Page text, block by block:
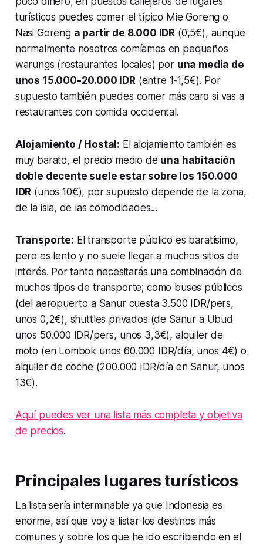
turísticos puedes comer el típico Mie Goreng o
Nasi Goreng a partir de 8.000 IDR (0,5€), aunque
normalmente nosotros comíamos en pequeños
warungs (restaurantes locales) por una media de
unos 15.000-20.000 IDR(entre 1-1,5€). Por
supuesto también puedes comer más caro si vas a
restaurantes con comida occidental.
Alojamiento / Hostal: El alojamiento también es
muy barato, el precio medio de una habitación
doble decente suele estar sobre los 150.000
IDR (unos 10€), por supuesto depende de la zona,
de la isla, de las comodidades...
Transporte: El transporte público es baratísimo,
pero es lento y no suele llegar a muchos sitios de
interés. Por tanto necesitarás una combinación de
muchos tipos de transporte; como buses públicos
(del aeropuerto a Sanur cuesta 3.500 IDR/pers,
unos 0,2€), shuttles privados (de Sanur a Ubud
unos 50.000 IDR/pers, unos 3,3€), alquiler de
moto (en Lombok unos 60.000 IDR/día, unos 4€) o
alquiler de coche (200.000 IDR/día en Sanur, unos
13€).
Aquí puedes ver una lista más completa y objetiva
de precios.
Principales lugares turísticos
La lista sería interminable ya que Indonesia es
enorme, así que voy a listar los destinos más
comunes y sobre los que he ido escribiendo en el